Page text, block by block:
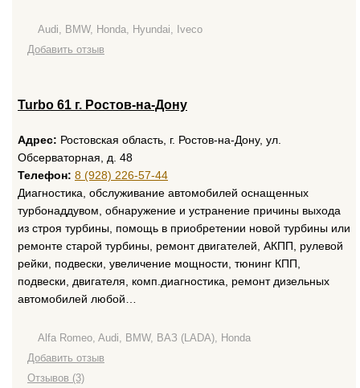
Audi, BMW, Honda, Hyundai, Iveco
Добавить отзыв
Turbo 61 г. Ростов-на-Дону
Адрес: Ростовская область, г. Ростов-на-Дону, ул.
Обсерваторная, д. 48
Телефон: 8 (928) 226-57-44
Диагностика, обслуживание автомобилей оснащенных
турбонаддувом, обнаружение и устранение причины выхода
из строя турбины, помощь в приобретении новой турбины или
ремонте старой турбины, ремонт двигателей, АКПП, рулевой
рейки, подвески, увеличение мощности, тюнинг КПП,
подвески, двигателя, комп.диагностика, ремонт дизельных
автомобилей любой…
Alfa Romeo, Audi, BMW, ВАЗ (LADA), Honda
Добавить отзыв
Отзывов (3)